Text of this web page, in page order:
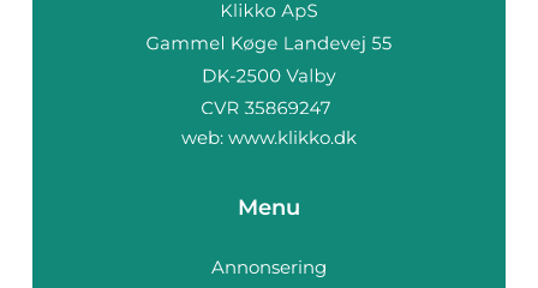
web: www.klikko.dk
Menu
Annonsering